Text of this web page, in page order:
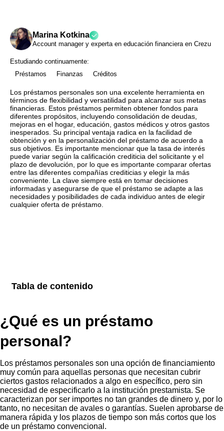
Marina Kotkina
Account manager y experta en educación financiera en Crezu
Estudiando continuamente:
Préstamos
Finanzas Créditos
Los préstamos personales son una excelente herramienta en
términos de flexibilidad y versatilidad para alcanzar sus metas
financieras. Estos préstamos permiten obtener fondos para
diferentes propósitos, incluyendo consolidación de deudas,
mejoras en el hogar, educación, gastos médicos y otros gastos
inesperados. Su principal ventaja radica en la facilidad de
obtención y en la personalización del préstamo de acuerdo a
sus objetivos. Es importante mencionar que la tasa de interés
puede variar según la calificación crediticia del solicitante y el
plazo de devolución, por lo que es importante comparar ofertas
entre las diferentes compañías crediticias y elegir la más
conveniente. La clave siempre está en tomar decisiones
informadas y asegurarse de que el préstamo se adapte a las
necesidades y posibilidades de cada individuo antes de elegir
cualquier oferta de préstamo.
Tabla de contenido
¿Qué es un préstamo
personal?
Los préstamos personales son una opción de financiamiento
muy común para aquellas personas que necesitan cubrir
ciertos gastos relacionados a algo en específico, pero sin
necesidad de especificarlo a la institución prestamista. Se
caracterizan por ser importes no tan grandes de dinero y, por lo
tanto, no necesitan de avales o garantías. Suelen aprobarse de
manera rápida y los plazos de tiempo son más cortos que los
de un préstamo convencional.